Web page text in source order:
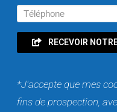
RECEVOIR
*J'accepte que mes
fins de prospection,